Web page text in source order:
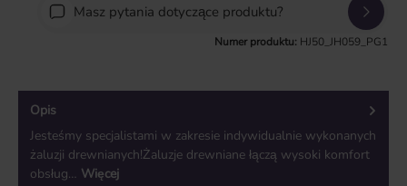
Masz pytania dotyczące produktu?
Numer produktu: HJ50_JH059_PG1
Opis
Jesteśmy specjalistami w zakresie indywidualnie wykonanych
żaluzji drewnianych!Żaluzje drewniane łączą wysoki komfort
obsług… Więcej